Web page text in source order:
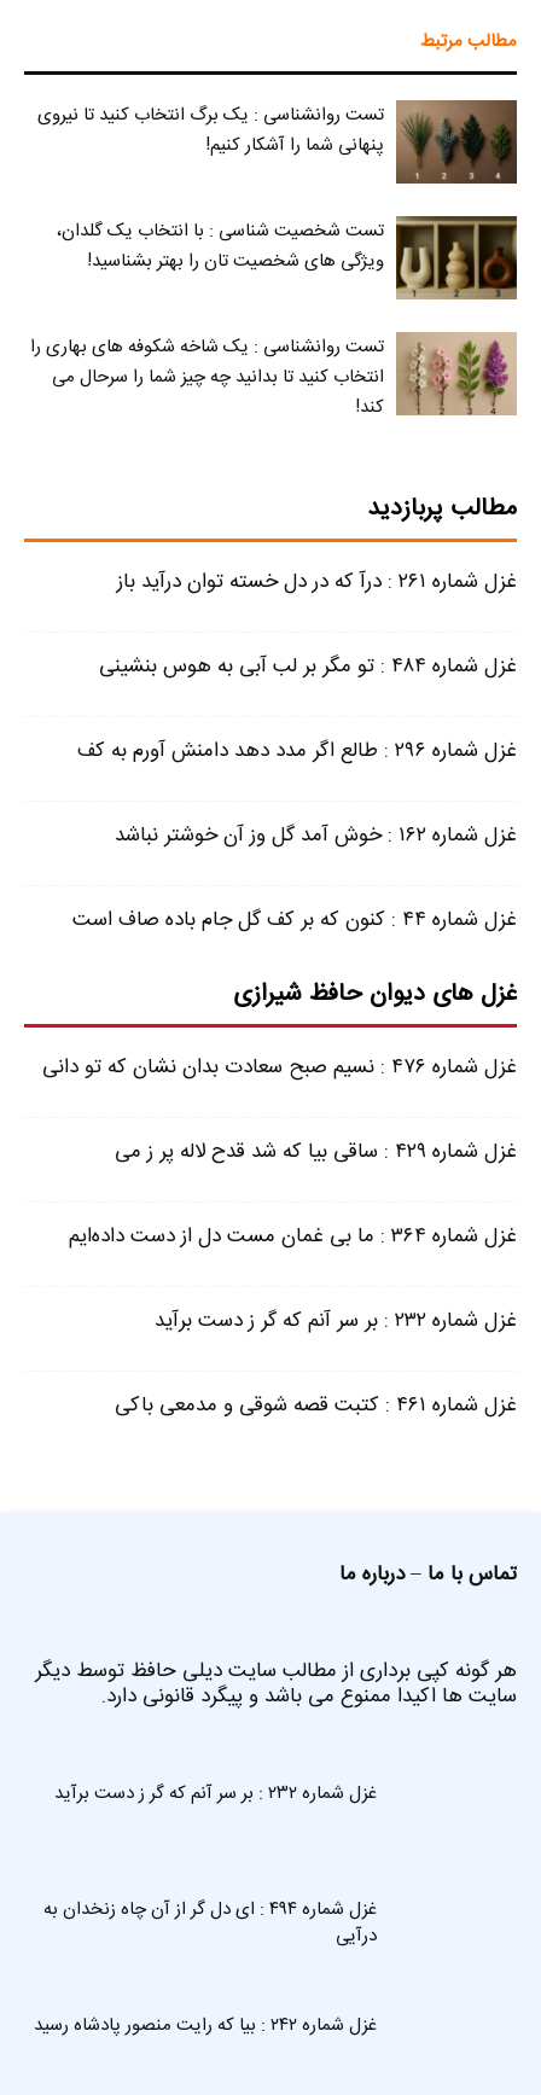
مطالب مرتبط
تست روانشناسی : یک برگ انتخاب کنید تا نیروی
پنهانی شما را آشکار کنیم!
تست شخصیت شناسی : با انتخاب یک گلدان،
ویژگی های شخصیت تان را بهتر بشناسید!
تست روانشناسی : یک شاخه شکوفه های بهاری را
انتخاب کنید تا بدانید چه چیز شما را سرحال می‌
کند!
مطالب پربازدید
غزل شماره ۲۶۱ : درآ که در دل خسته توان درآید باز
غزل شماره ۴۸۴ : تو مگر بر لب آبی به هوس بنشینی
غزل شماره ۲۹۶ : طالع اگر مدد دهد دامنش آورم به کف
غزل شماره ۱۶۲ : خوش آمد گل وز آن خوشتر نباشد
غزل شماره ۴۴ : کنون که بر کف گل جام باده صاف است
غزل های دیوان حافظ شیرازی
غزل شماره ۴۷۶ : نسیم صبح سعادت بدان نشان که تو دانی
غزل شماره ۴۲۹ : ساقی بیا که شد قدح لاله پر ز می
غزل شماره ۳۶۴ : ما بی غمان مست دل از دست داده‌ایم
غزل شماره ۲۳۲ : بر سر آنم که گر ز دست برآید
غزل شماره ۴۶۱ : کتبت قصه شوقی و مدمعی باکی
تماس با ما –درباره ما
هر گونه کپی برداری از مطالب سایت دیلی حافظ توسط دیگر
سایت ها اکیدا ممنوع می باشد و پیگرد قانونی دارد.
غزل شماره ۲۳۲ : بر سر آنم که گر ز دست برآید
غزل شماره ۴۹۴ : ای دل گر از آن چاه زنخدان به
درآیی
غزل شماره ۲۴۲ : بیا که رایت منصور پادشاه رسید